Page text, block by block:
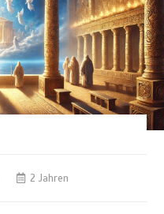
2 Jahren